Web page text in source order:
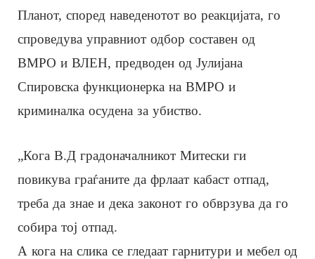
Планот, според наведенотот во реакцијата, го
спроведува управниот одбор составен од
ВМРО и ВЛЕН, предводен од Јулијана
Спировска функционерка на ВМРО и
криминалка осудена за убиство.
„Кога В.Д градоначалникот Митески ги
повикува граѓаните да фрлаат кабаст отпад,
треба да знае и дека законот го обврзува да го
собира тој отпад.
А кога на слика се гледаат гарнитури и мебел од